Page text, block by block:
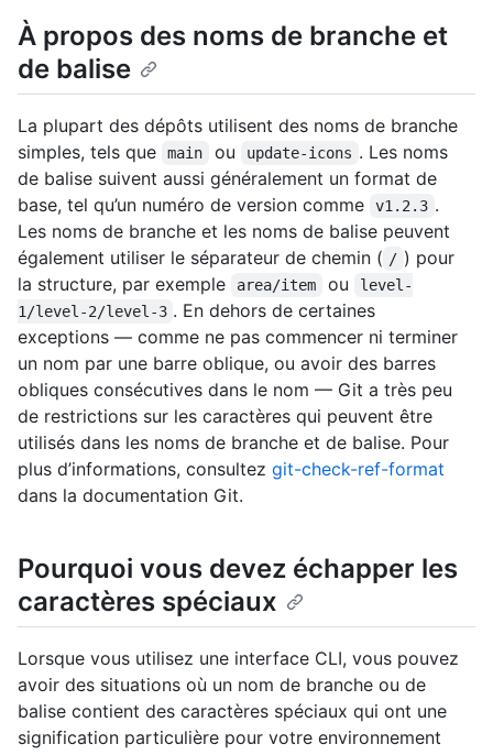
À propos des noms de branche et
de balise
La plupart des dépôts utilisent des noms de branche
simples, tels que
main ou update-icons . Les noms
de balise suivent aussi généralement un format de
base, tel qu’un numéro de version comme
v1.2.3 .
Les noms de branche et les noms de balise peuvent
également utiliser le séparateur de chemin ( / ) pour
la structure, par exemple
area/item ou
level-
1/level-2/level-3 . En dehors de certaines
exceptions — comme ne pas commencer ni terminer
un nom par une barre oblique, ou avoir des barres
obliques consécutives dans le nom — Git a très peu
de restrictions sur les caractères qui peuvent être
utilisés dans les noms de branche et de balise. Pour
plus d’informations, consultez git-check-ref-format
dans la documentation Git.
Pourquoi vous devez échapper les
caractères spéciaux
Lorsque vous utilisez une interface CLI, vous pouvez
avoir des situations où un nom de branche ou de
balise contient des caractères spéciaux qui ont une
signification particulière pour votre environnement